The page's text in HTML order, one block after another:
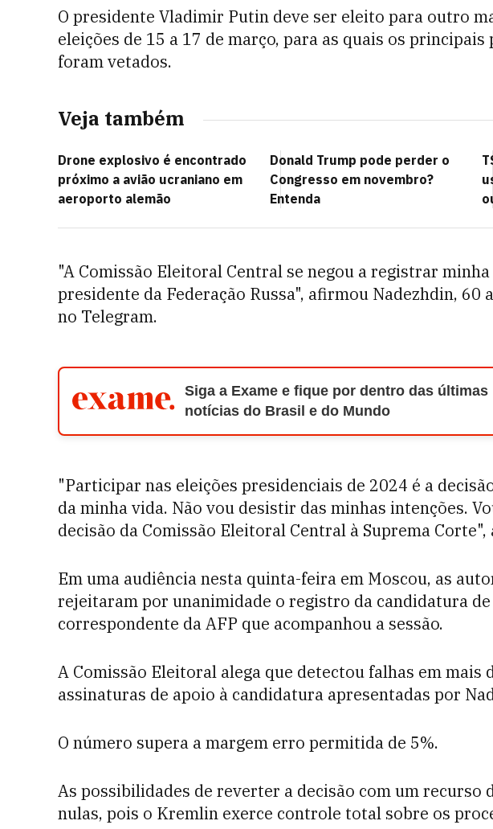
O presidente Vladimir Putin deve ser eleito para outro
eleições de 15 a 17 de março, para as quais os
foram vetados.
Veja também
Drone explosivo é encontrado
próximo a avião ucraniano em
aeroporto alemão
Donald Trump pode perder o
Congresso em novembro?
Entenda
"A Comissão Eleitoral Central se negou a registrar
presidente da Federação Russa", afirmou Nadezhdin, 60
no Telegram.
Siga a Exame e fique por dentro das últimas
notícias do Brasil e do Mundo
"Participar nas eleições presidenciais de 2024 é a
da minha vida. Não vou desistir das minhas intenções.
decisão da Comissão Eleitoral Central à Suprema Corte",
Em uma audiência nesta quinta-feira em Moscou, as
rejeitaram por unanimidade o registro da candidatura
correspondente da AFP que acompanhou a sessão.
A Comissão Eleitoral alega que detectou falhas em mais
assinaturas de apoio à candidatura apresentadas por
O número supera a margem erro permitida de 5%.
As possibilidades de reverter a decisão com um recurso
nulas, pois o Kremlin exerce controle total sobre os